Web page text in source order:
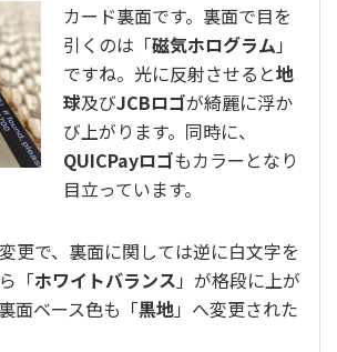
カード裏面です。裏面で目を
引くのは「磁気ホログラム 」
ですね。光に反射させると地
球及びJCBロゴが綺麗に浮か
び上がります。同時に、
QUICPayロゴもカラーとなり
目立っています。
更で、裏面に関しては逆に白文字を
「ホワイトバランス 」が格段に上が
面ベース色も「黒地」へ変更された